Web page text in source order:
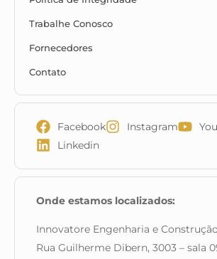
Trabalhe Conosco
Fornecedores
Contato
Facebook Instagram
Linkedin
Onde estamos localizados:
Innovatore Engenharia e
Rua Guilherme Dibern, 3003 – sala